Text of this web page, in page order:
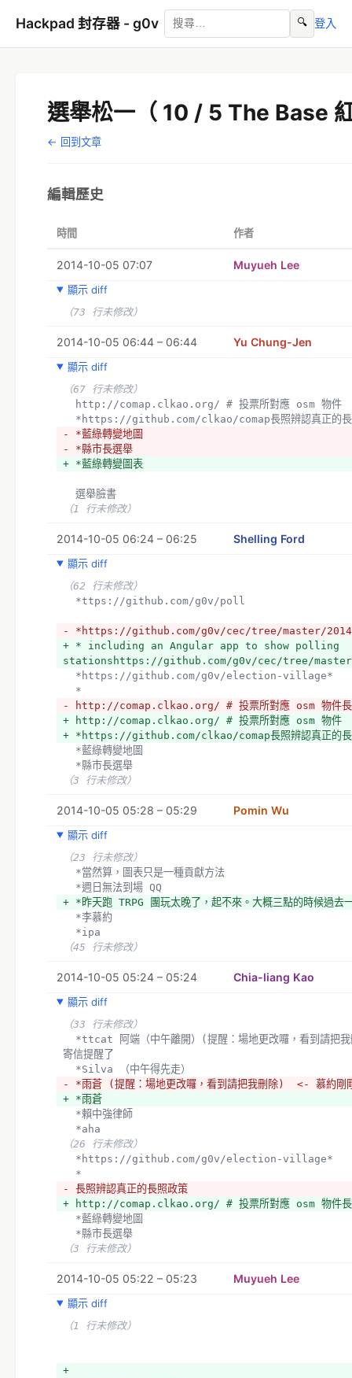
Hackpad 封存器 - g0v 🔍 登入
選舉松一（ 10 / 5 The Base
← 回到文章
編輯歷史
時間 作者
2014-10-05 07:07 Muyueh Lee
顯示 diff
（73 行未修改）
2014-10-05 06:44 – 06:44 Yu Chung-Jen
顯示 diff
（67 行未修改）
  http://comap.clkao.org/ # 投票所對應 osm 物件
*https://github.com/clkao/comap長照辨認真正的長
- *藍綠轉變地圖
- *縣市長選舉
+ *藍綠轉變圖表
  選舉臉書
（1 行未修改）
2014-10-05 06:24 – 06:25 Shelling Ford
顯示 diff
（62 行未修改）
  *ttps://github.com/g0v/poll
- *https://github.com/g0v/cec/tree/master/
+ * including an Angular app to show polling
stationshttps://github.com/g0v/cec/tree/
  *https://github.com/g0v/election-village*
  *
- http://comap.clkao.org/ # 投票所對應 osm 物件長照
+ http://comap.clkao.org/ # 投票所對應 osm 物件
+ *https://github.com/clkao/comap長照辨認真正的長
  *藍綠轉變地圖
  *縣市長選舉
（3 行未修改）
2014-10-05 05:28 – 05:29 Pomin Wu
顯示 diff
（23 行未修改）
  *當然算，圖表只是一種貢獻方法
  *週日無法到場 QQ
+ *昨天跑 TRPG 團玩太晚了，起不來。大概三點的時候過去
  *李慕約
  *ipa
（45 行未修改）
2014-10-05 05:24 – 05:24 Chia-liang Kao
顯示 diff
（33 行未修改）
寄信提醒了
  *Silva （中午得先走）
- *雨蒼 (提醒：場地更改囉，看到請把我刪除)  <- 慕約剛
+ *雨蒼
  *賴中強律師
  *aha
（26 行未修改）
  *https://github.com/g0v/election-village*
  *
- 長照辨認真正的長照政策
+ http://comap.clkao.org/ # 投票所對應 osm 物件長照
  *藍綠轉變地圖
  *縣市長選舉
（3 行未修改）
2014-10-05 05:22 – 05:23 Muyueh Lee
顯示 diff
（1 行未修改）
+